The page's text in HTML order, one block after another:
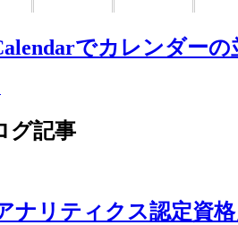
でカレンダーの
グ記事
アナリティクス認定資